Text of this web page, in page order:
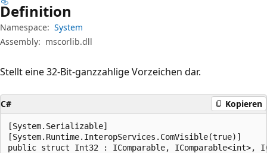
Definition
Namespace: System
Assembly: mscorlib.dll
Stellt eine 32-Bit-ganzzahlige Vorzeichen dar.
C# Kopieren
[System.Serializable]
[System.Runtime.InteropServices.ComVisible(true)]
public struct Int32 : IComparable, IComparable<int>,